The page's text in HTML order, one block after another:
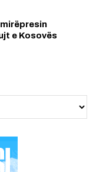
e Kosovës